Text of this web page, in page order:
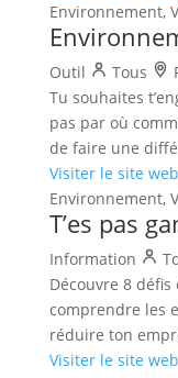
Environnement,
Outil Tous
Tu souhaites
pas par où
de faire une
Visiter le site
Environnement,
T’es pas
Information
Découvre 8
comprendre les
réduire ton
Visiter le site